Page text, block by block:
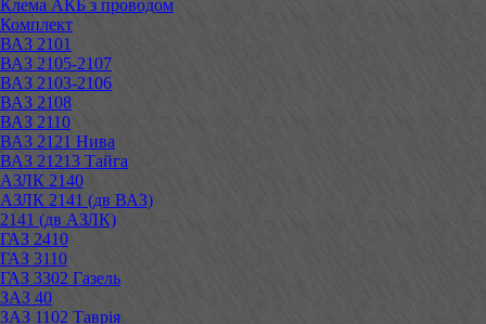
Клема АКБ з проводом
Комплект
ВАЗ 2101
ВАЗ 2105-2107
ВАЗ 2103-2106
ВАЗ 2108
ВАЗ 2110
ВАЗ 2121 Нива
ВАЗ 21213 Тайга
АЗЛК 2140
АЗЛК 2141 (дв ВАЗ)
2141 (дв АЗЛК)
ГАЗ 2410
ГАЗ 3110
ГАЗ 3302 Газель
ЗАЗ 40
ЗАЗ 1102 Таврія